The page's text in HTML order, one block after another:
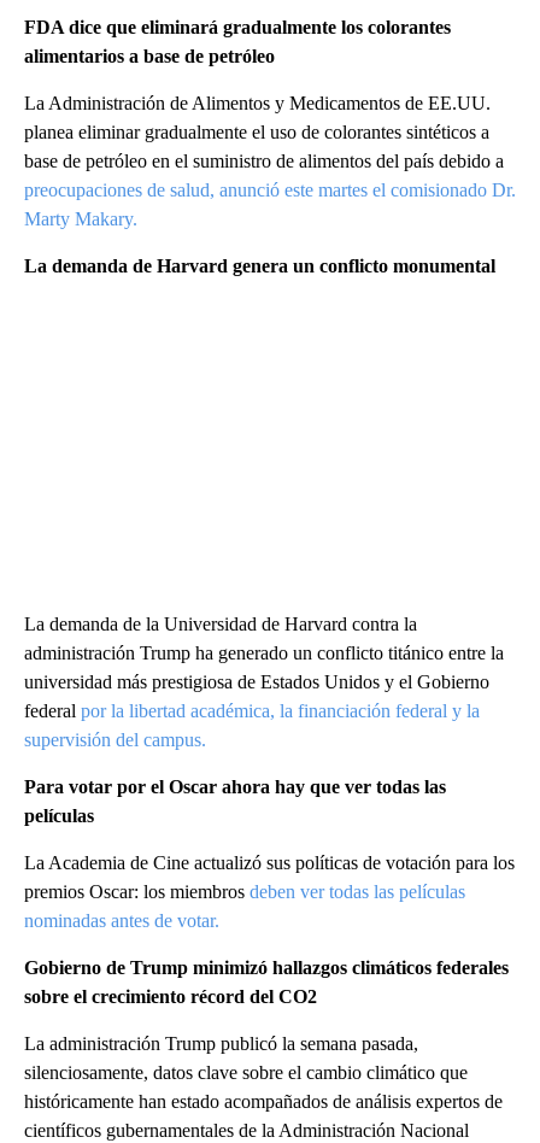
FDA dice que eliminará gradualmente los colorantes
alimentarios a base de petróleo
La Administración de Alimentos y Medicamentos de EE.UU.
planea eliminar gradualmente el uso de colorantes sintéticos a
base de petróleo en el suministro de alimentos del país debido a
preocupaciones de salud, anunció este martes el comisionado Dr.
Marty Makary.
La demanda de Harvard genera un conflicto monumental
La demanda de la Universidad de Harvard contra la
administración Trump ha generado un conflicto titánico entre la
universidad más prestigiosa de Estados Unidos y el Gobierno
federal por la libertad académica, la financiación federal y la
supervisión del campus.
Para votar por el Oscar ahora hay que ver todas las
películas
La Academia de Cine actualizó sus políticas de votación para los
premios Oscar: los miembros deben ver todas las películas
nominadas antes de votar.
Gobierno de Trump minimizó hallazgos climáticos federales
sobre el crecimiento récord del CO2
La administración Trump publicó la semana pasada,
silenciosamente, datos clave sobre el cambio climático que
históricamente han estado acompañados de análisis expertos de
científicos gubernamentales de la Administración Nacional